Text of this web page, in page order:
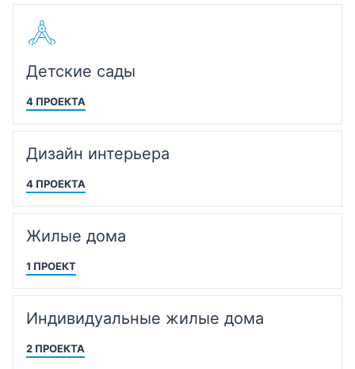
Детские сады
4 ПРОЕКТА
Дизайн интерьера
4 ПРОЕКТА
Жилые дома
1 ПРОЕКТ
Индивидуальные жилые дома
2 ПРОЕКТА